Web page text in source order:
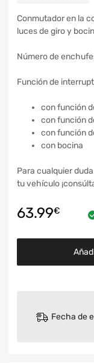
Conmutador en la
luces de giro y
Número de
Función de
con función
con función
con función
con bocina
Para cualquier
tu vehículo
63.99€
Fecha de